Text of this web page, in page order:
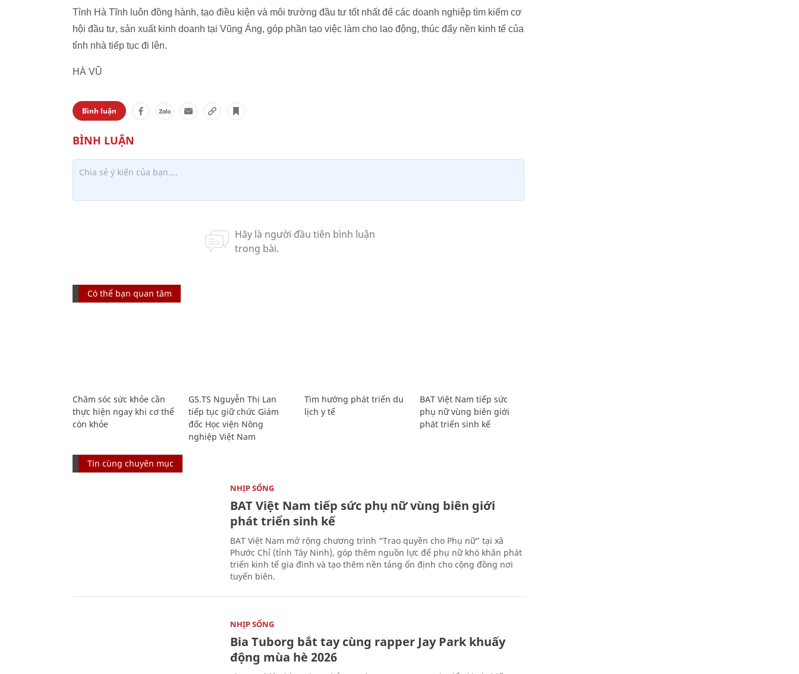
Tỉnh Hà Tĩnh luôn đồng hành, tạo điều kiện và môi trường đầu tư tốt nhất để các doanh nghiệp tìm kiếm cơ
hội đầu tư, sản xuất kinh doanh tại Vũng Áng, góp phần tạo việc làm cho lao động, thúc đẩy nền kinh tế của
tỉnh nhà tiếp tục đi lên.
HÀ VŨ
Bình luận
Có thể bạn quan tâm
Chăm sóc sức khỏe cần
thực hiện ngay khi cơ thể
còn khỏe
GS.TS Nguyễn Thị Lan
tiếp tục giữ chức Giám
đốc Học viện Nông
nghiệp Việt Nam
Tìm hướng phát triển du
lịch y tế
BAT Việt Nam tiếp sức
phụ nữ vùng biên giới
phát triển sinh kế
Tin cùng chuyên mục
NHỊP SỐNG
BAT Việt Nam tiếp sức phụ nữ vùng biên giới
phát triển sinh kế
BAT Việt Nam mở rộng chương trình “Trao quyền cho Phụ nữ” tại xã
Phước Chỉ (tỉnh Tây Ninh), góp thêm nguồn lực để phụ nữ khó khăn phát
triển kinh tế gia đình và tạo thêm nền tảng ổn định cho cộng đồng nơi
tuyến biên.
NHỊP SỐNG
Bia Tuborg bắt tay cùng rapper Jay Park khuấy
động mùa hè 2026